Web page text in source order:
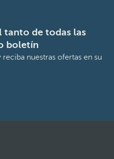
tanto de todas las
boletín
nuestras ofertas en su